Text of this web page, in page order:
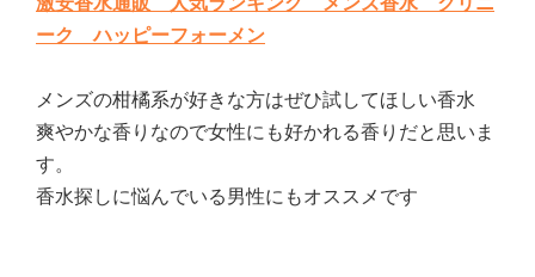
ーク ハッピーフォーメン
メンズの柑橘系が好きな方はぜひ試してほしい香水
爽やかな香りなので女性にも好かれる香りだと思いま
す。
香水探しに悩んでいる男性にもオススメです